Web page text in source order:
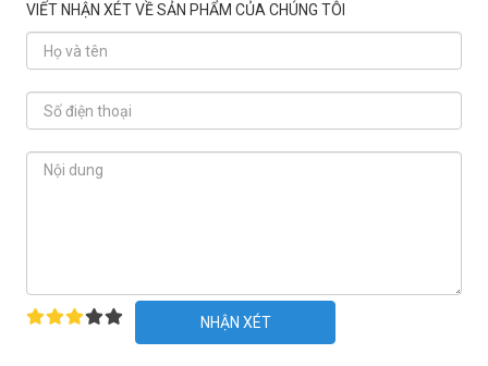
VIẾT NHẬN XÉT VỀ SẢN PHẨM CỦA CHÚNG TÔI
NHẬN XÉT